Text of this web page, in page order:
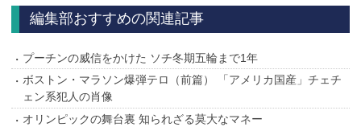
へ
へ
編集部おすすめの関連記事
プーチンの威信をかけた ソチ冬期五輪まで1年
ボストン・マラソン爆弾テロ（前篇） 「アメリカ国産」チェチ
ェン系犯人の肖像
オリンピックの舞台裏 知られざる莫大なマネー